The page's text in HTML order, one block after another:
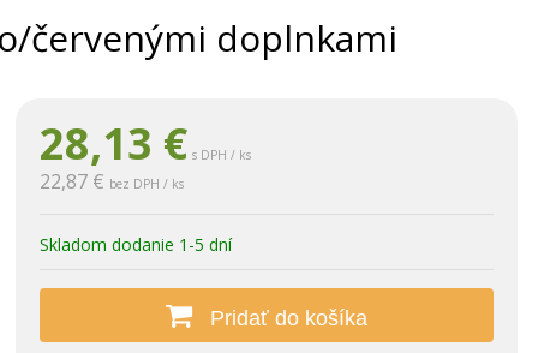
červenými doplnkami
28,13 € s DPH / ks
22,87 € bez DPH / ks
Skladom dodanie 1-5 dní
Pridať do košíka